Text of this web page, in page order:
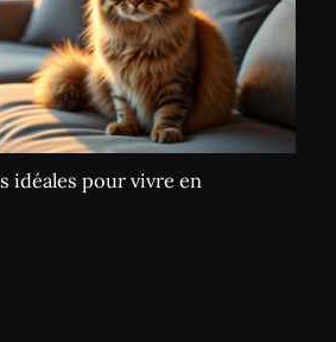
idéales pour vivre en